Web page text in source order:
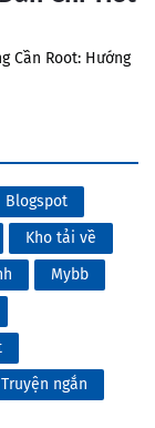
Cần Root: Hướng
Blogspot
Kho tải về
Mybb
Truyện ngắn